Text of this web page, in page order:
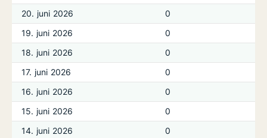
20. juni 2026
0
19. juni 2026
0
18. juni 2026
0
17. juni 2026
0
16. juni 2026
0
15. juni 2026
0
14. juni 2026
0